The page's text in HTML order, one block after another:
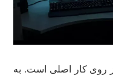
روی کار اصلی است. به